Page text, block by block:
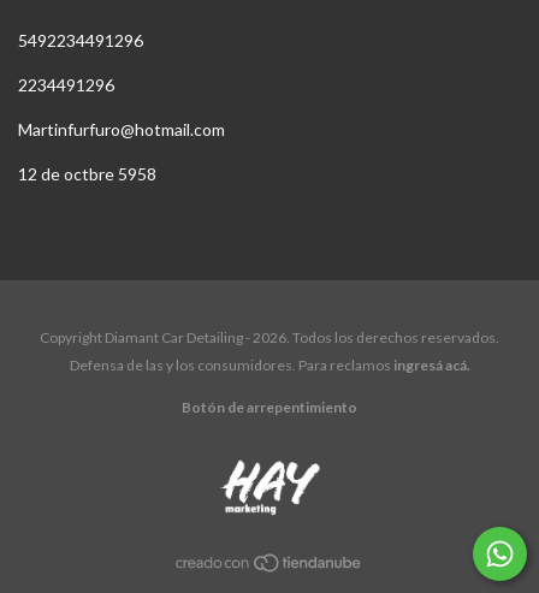
5492234491296
2234491296
Martinfurfuro@hotmail.com
12 de octbre 5958
Copyright Diamant Car Detailing - 2026. Todos los derechos reservados.
Defensa de las y los consumidores. Para reclamos ingresá acá.
Botón de arrepentimiento